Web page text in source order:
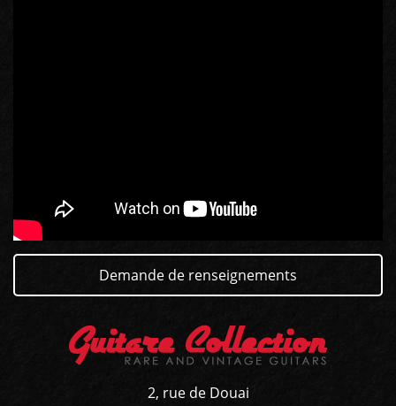
AMPLIS
PÉDALES ET EFFETS
Demande de renseignements
2, rue de Douai